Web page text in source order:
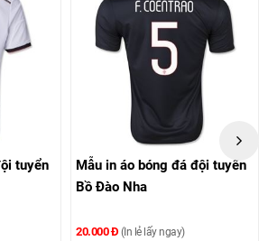
Mẫu in áo bóng đá đội tuyển
Bồ Đào Nha
(In lẻ lấy ngay)
Mẫu in